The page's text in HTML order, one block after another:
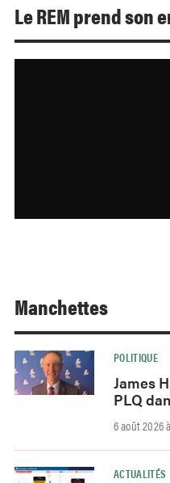
Le REM prend son
Manchettes
POLITIQUE
James
PLQ
6 août 2026
ACTUALITÉS